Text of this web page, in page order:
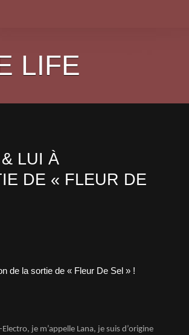
LIFE
LUI À
DE « FLEUR DE
je m’appelle Lana, je suis d’origine